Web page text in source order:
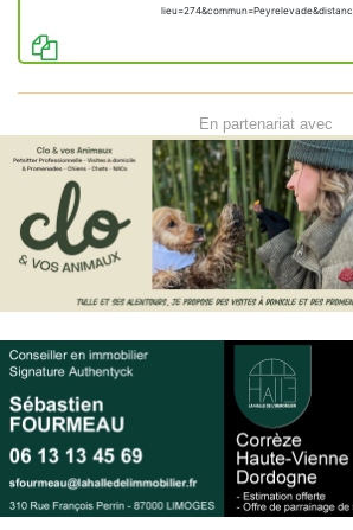
En partenariat avec